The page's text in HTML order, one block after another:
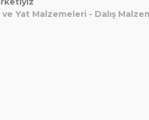
Yat Malzemeleri - Dalış